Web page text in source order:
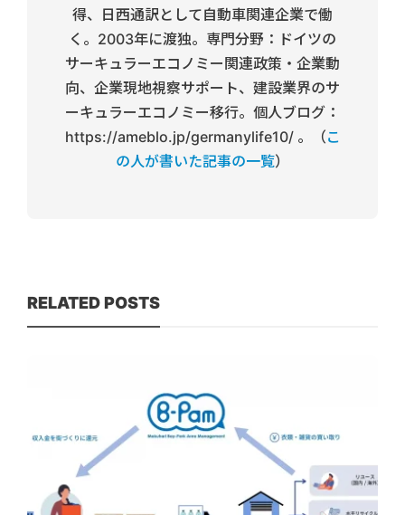
得、日西通訳として自動車関連企業で働
く。2003年に渡独。専門分野：ドイツの
サーキュラーエコノミー関連政策・企業動
向、企業現地視察サポート、建設業界のサ
ーキュラーエコノミー移行。個人ブログ：
https://ameblo.jp/germanylife10/ 。（こ
の人が書いた記事の一覧）
RELATED POSTS